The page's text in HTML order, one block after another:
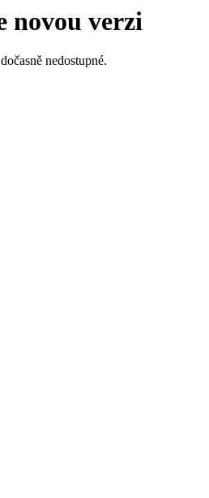
novou verzi
nedostupné.